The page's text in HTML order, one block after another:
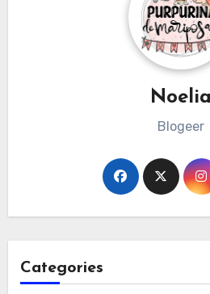
Noelia
Blogeer
Categories